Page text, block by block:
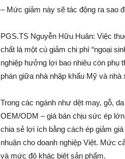
– Mức giảm này sẽ tác động ra sao
PGS.TS Nguyễn Hữu Huân: Việc
chất là một cú giảm chi phí “ngoại
nghiệp hưởng lợi bao nhiêu còn phụ
phán giữa nhà nhập khẩu Mỹ và nhà
Trong các ngành như dệt may, gỗ,
OEM/ODM – giá bán chịu sức ép
chia sẻ lợi ích bằng cách ép giảm
nhuận cho doanh nghiệp Việt. Mức
và mức độ khác biệt sản phẩm.